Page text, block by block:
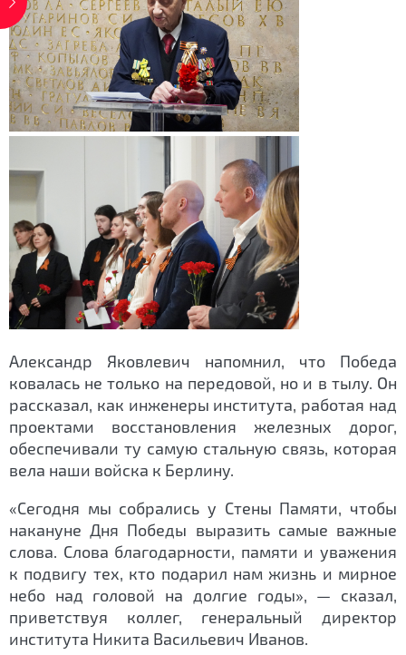
Александр Яковлевич напомнил, что Победа
ковалась не только на передовой, но и в тылу. Он
рассказал, как инженеры института, работая над
проектами восстановления железных дорог,
обеспечивали ту самую стальную связь, которая
вела наши войска к Берлину.
«Сегодня мы собрались у Стены Памяти, чтобы
накануне Дня Победы выразить самые важные
слова. Слова благодарности, памяти и уважения
к подвигу тех, кто подарил нам жизнь и мирное
небо над головой на долгие годы», — сказал,
приветствуя коллег, генеральный директор
института Никита Васильевич Иванов.